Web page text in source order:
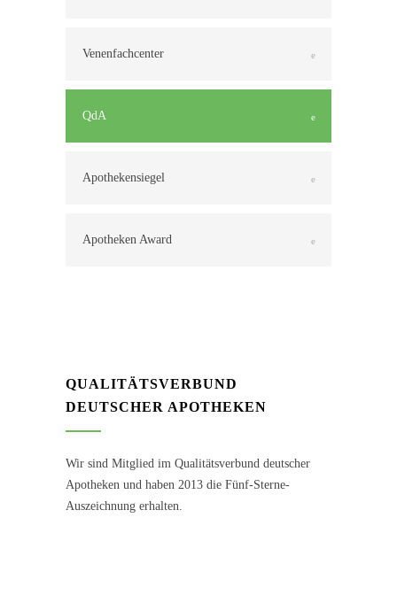
Venenfachcenter
QdA
Apothekensiegel
Apotheken Award
QUALITÄTSVERBUND
DEUTSCHER APOTHEKEN
Wir sind Mitglied im Qualitätsverbund deutscher
Apotheken und haben 2013 die Fünf-Sterne-
Auszeichnung erhalten.